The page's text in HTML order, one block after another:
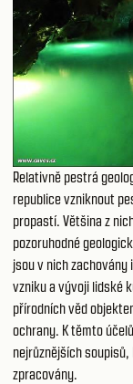
Relativně pestrá
republice vzniknout
propastí. Většina z
pozoruhodné
jsou v nich
vzniku a vývoji lidské
přírodních věd
ochrany. K těmto
nejrůznějších
zpracovány.